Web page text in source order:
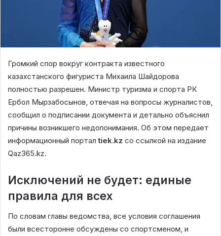
Громкий спор вокруг контракта известного
казахстанского фигуриста Михаила Шайдорова
полностью разрешен. Министр туризма и спорта РК
Ербол Мырзабосынов, отвечая на вопросы журналистов,
сообщил о подписании документа и детально объяснил
причины возникшего недопонимания. Об этом передает
информационный порталtiek.kz со ссылкой на издание
Qaz365.kz.
Исключений не будет: единые
правила для всех
По словам главы ведомства, все условия соглашения
были всесторонне обсуждены со спортсменом, и